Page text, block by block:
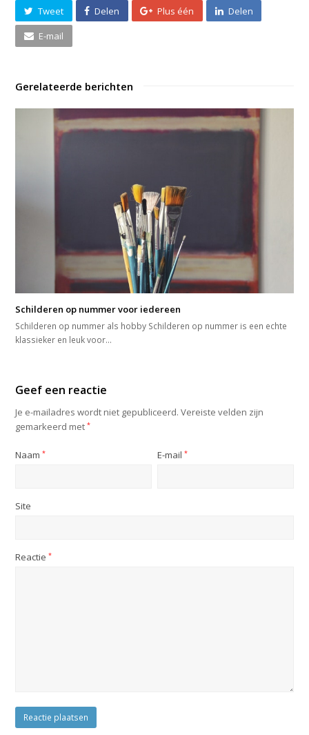
Tweet Delen Plus één Delen
E-mail
Gerelateerde berichten
Schilderen op nummer voor iedereen
Schilderen op nummer als hobby Schilderen op nummer is een echte
klassieker en leuk voor…
Geef een reactie
Je e-mailadres wordt niet gepubliceerd. Vereiste velden zijn
gemarkeerd met*
Naam* E-mail*
Site
Reactie*